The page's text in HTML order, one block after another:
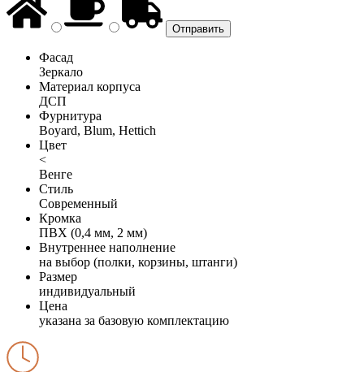
Фасад
Зеркало
Материал корпуса
ДСП
Фурнитура
Boyard, Blum, Hettich
Цвет
<
Венге
Стиль
Современный
Кромка
ПВХ (0,4 мм, 2 мм)
Внутреннее наполнение
на выбор (полки, корзины, штанги)
Размер
индивидуальный
Цена
указана за базовую комплектацию